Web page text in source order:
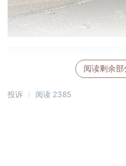
阅读剩余部
投诉 阅读 2385